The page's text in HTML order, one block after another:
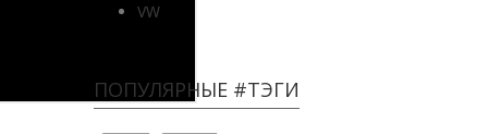
VW
ПОПУЛЯРНЫЕ #ТЭГИ